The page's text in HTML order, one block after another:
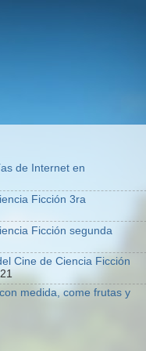
de Internet en
Ficción 3ra
Ficción segunda
Cine de Ciencia Ficción
medida, come frutas y